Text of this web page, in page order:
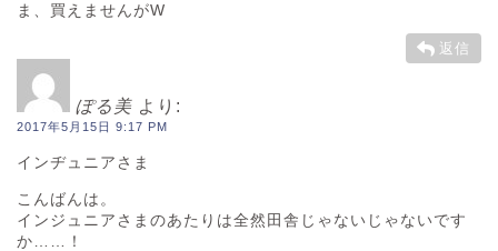
ま、買えませんがW
返信
ぽる美 より:
2017年5月15日 9:17 PM
インヂュニアさま
こんばんは。
インジュニアさまのあたりは全然田舎じゃないじゃないです
か……！